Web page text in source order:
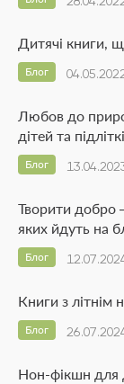
Дитячі книги,
Блог
Любов до
дітей та
Блог
Творити добро
яких йдуть на
Блог
Книги з літнім
Блог
Нон-фікшн для